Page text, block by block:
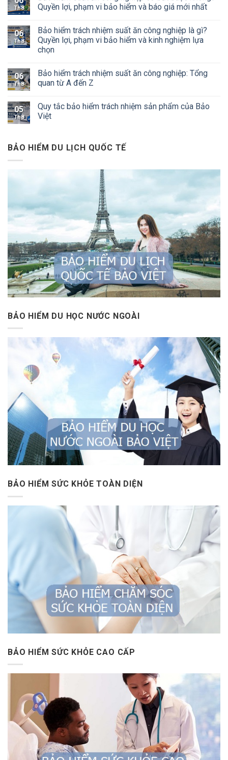
Th8
Quyền lợi, phạm vi bảo hiểm và báo giá mới nhất
06
Th8
Bảo hiểm trách nhiệm suất ăn công nghiệp là gì?
Quyền lợi, phạm vi bảo hiểm và kinh nghiệm lựa
chọn
06
Th8
Bảo hiểm trách nhiệm suất ăn công nghiệp: Tổng
quan từ A đến Z
05
Th8
Quy tắc bảo hiểm trách nhiệm sản phẩm của Bảo
Việt
BẢO HIỂM DU LỊCH QUỐC TẾ
BẢO HIỂM DU HỌC NƯỚC NGOÀI
BẢO HIỂM SỨC KHỎE TOÀN DIỆN
BẢO HIỂM SỨC KHỎE CAO CẤP